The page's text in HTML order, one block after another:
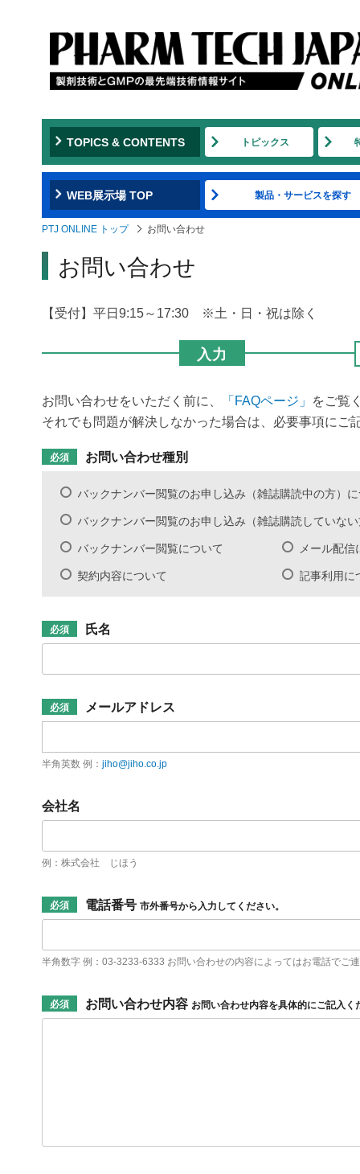
TOPICS & CONTENTS トピックス
WEB展示場 TOP 製品・サービスを探す
PTJ ONLINE トップ お問い合わせ
お問い合わせ
【受付】平日9:15～17:30 ※土・日・祝は除く
入力
お問い合わせをいただく前に、 「FAQページ」
をご覧
それでも問題が解決しなかった場合は、必要事項にご
必須 お問い合わせ種別
お
い
合
わ
せ
別
バックナンバー閲覧のお申し込み（雑誌購読中の方）
バックナンバー閲覧のお申し込み（雑誌購読していな
バックナンバー閲覧について メール配信
契約内容について 記事利用に
必須 氏名
*
必須 メールアドレス
ル
ア
ス
*
半角英数 例： jiho@jiho.co.jp
会社名
名
例：株式会社 じほう
必須 電話番号 市外番号から入力してください。
番
号
半角数字 例：03-3233-6333 お問い合わせの内容によってはお電話でご
必須 お問い合わせ内容 お問い合わせ内容を具体的にご記入く